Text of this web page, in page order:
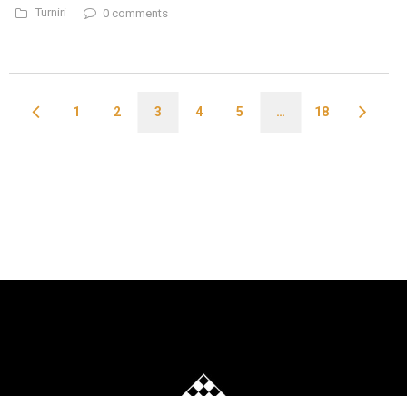
Turniri 0 comments
1 2 3 4 5 … 18